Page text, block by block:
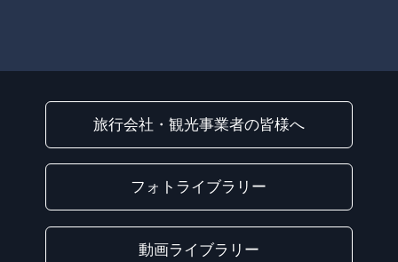
旅行会社・観光事業者の皆様へ
フォトライブラリー
動画ライブラリー